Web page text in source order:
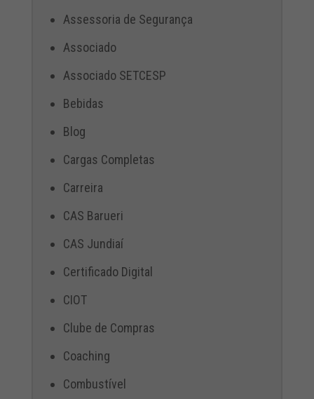
Assessoria de Segurança
Associado
Associado SETCESP
Bebidas
Blog
Cargas Completas
Carreira
CAS Barueri
CAS Jundiaí
Certificado Digital
CIOT
Clube de Compras
Coaching
Combustível